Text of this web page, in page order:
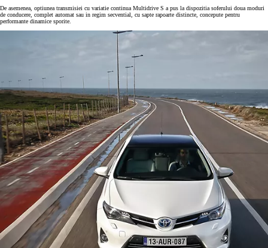
De asemenea, optiunea transmisiei cu variatie continua Multidrive S a pus la dispozitia soferului doua moduri
de conducere, complet automat sau in regim secvential, cu sapte rapoarte distincte, concepute pentru
performante dinamice sporite.